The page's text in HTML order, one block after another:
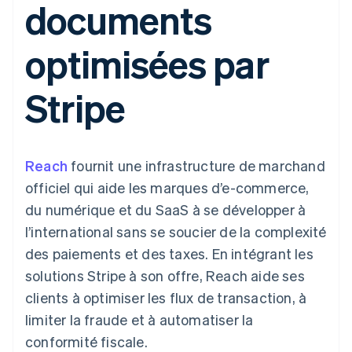
Moyens de
paiement
de 125
Terminal
Paiements en
personne
Authorization
optimisée
Paiements
accélérés
Connections
Comptes
financiers
associés
Comptabilité
automatisée
Stripe Sigma
Rapports
personnalisés
Product roadmap
l’application
Marketplaces
Gestion financière
Plateformes
SaaS
Entreprises d'IA
créateurs
Jeux
loisirs
Assurance
Médias et
divertissements
Organisations à but
non lucratif
Services aux
entreprises
Secteur public
Gérer des
abonnements
Proposer une
facturation à l'usage
Émettre des cartes
bancaires adossées à
Fournir et gérer des
services avec des
Ressources
Intégrations
d'applications
Exemples de code
Blog des développeurs
État de l'API
Entreprise
Roadmap produit
Sessions : conférence
annuelle
Communiqués de
presse
Contact
Contacter notre équipe
Devenir partenaire
documents
optimisées par
Stripe
Reach fournit une infrastructure de marchand
officiel qui aide les marques d’e-commerce,
du numérique et du SaaS à se développer à
l’international sans se soucier de la complexité
des paiements et des taxes. En intégrant les
solutions Stripe à son offre, Reach aide ses
clients à optimiser les flux de transaction, à
limiter la fraude et à automatiser la
conformité fiscale.